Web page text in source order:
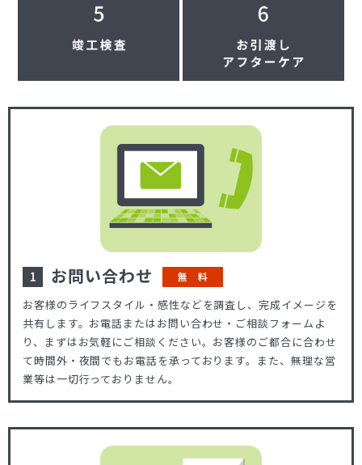
お問い合わせ 無 料
お客様のライフスタイル・感性などを調査し、完成イメージを
共有します。お電話またはお問い合わせ・ご相談フォームよ
り、まずはお気軽にご相談ください。お客様のご都合に合わせ
て時間外・夜間でもお電話を承っております。また、無理な営
業等は一切行っておりません。